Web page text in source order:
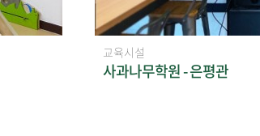
교육시설
사과나무학원 - 은평관